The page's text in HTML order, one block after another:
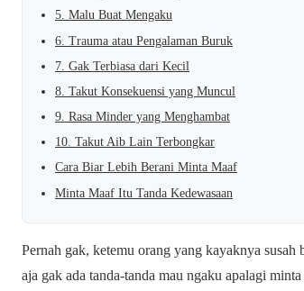
5. Malu Buat Mengaku
6. Trauma atau Pengalaman Buruk
7. Gak Terbiasa dari Kecil
8. Takut Konsekuensi yang Muncul
9. Rasa Minder yang Menghambat
10. Takut Aib Lain Terbongkar
Cara Biar Lebih Berani Minta Maaf
Minta Maaf Itu Tanda Kedewasaan
Pernah gak, ketemu orang yang kayaknya susah
aja gak ada tanda-tanda mau ngaku apalagi